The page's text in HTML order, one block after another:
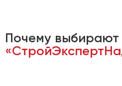
Почему выбирают